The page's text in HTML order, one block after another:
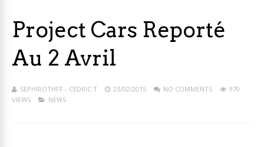
Project Cars Reporté
Au 2 Avril
SEPHIROTHFF - CEDRIC T 23/02/2015 NO COMMENTS
970
VIEWS
NEWS